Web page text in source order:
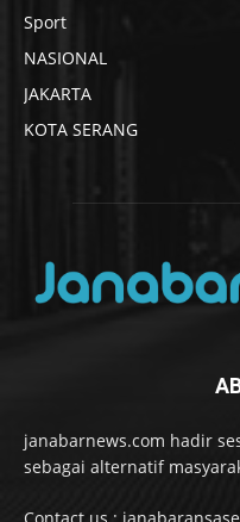
Sport
NASIONAL
JAKARTA
KOTA SERANG
janabarnews.com hadir
sebagai alternatif